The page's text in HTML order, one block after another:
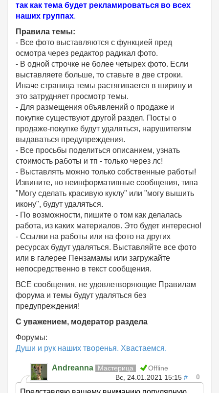
так как тема будет рекламироваться во всех
наших группах.
Правила темы:
- Все фото выставляются с функцией пред
осмотра через редактор радикал фото.
- В одной строчке не более четырех фото. Если
выставляете больше, то ставьте в две строки.
Иначе страница темы растягивается в ширину и
это затрудняет просмотр темы.
- Для размещения объявлений о продаже и
покупке существуют другой раздел. Посты о
продаже-покупке будут удаляться, нарушителям
выдаваться предупреждения.
- Все просьбы поделиться описанием, узнать
стоимость работы и тп - только через лс!
- Выставлять можно только собственные работы!
Извините, но неинформативные сообщения, типа
"Могу сделать красивую куклу" или "могу вышить
икону", будут удаляться.
- По возможности, пишите о том как делалась
работа, из каких материалов. Это будет интересно!
- Ссылки на работы или на фото на других
ресурсах будут удаляться. Выставляйте все фото
или в галерее Пензамамы или загружайте
непосредственно в текст сообщения.
ВСЕ сообщения, не удовлетворяющие Правилам
форума и темы будут удаляться без
предупреждения!
С уважением, модератор раздела
Форумы:
Души и рук наших творенья. Хвастаемся.
Andreanna Мастерица
Offline
Вс, 24.01.2021 15:15 # 0